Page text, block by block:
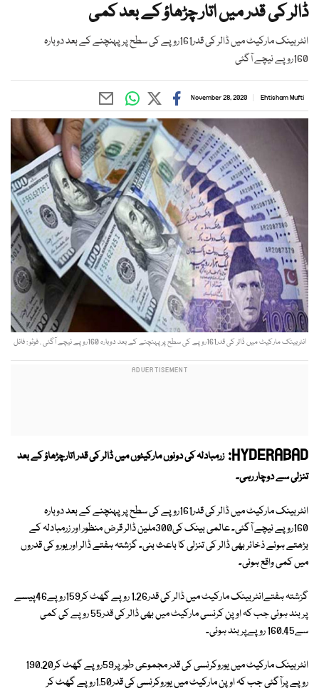
ڈالر کی قدر میں اتار چڑھاؤ کے بعد کمی
انٹربینک مارکیٹ میں ڈالر کی قدر161روپے کی سطح پر پہنچنے کے بعد دوبارہ
160روپے نیچے آگئی
Ehtisham Mufti
November 28, 2020
انٹربینک مارکیٹ میں ڈالر کی قدر161روپے کی سطح پر پہنچنے کے بعد دوبارہ 160روپے نیچے آگئی . فوٹو : فائل
HYDERABAD: زرمبادلہ کی دونوں مارکیٹوں میں ڈالر کی قدر اتارچڑھاؤ کے بعد
تنزلی سے دوچار رہی۔
انٹربینک مارکیٹ میں ڈالر کی قدر161روپے کی سطح پر پہنچنے کے بعد دوبارہ
160روپے نیچے آگئی۔ عالمی بینک کی300ملین ڈالر قرض منظور اور زرمبادلہ کے
بڑھتے ہوئے ذخائر بھی ڈالر کی تنزلی کا باعث بنی۔ گزشتہ ہفتے ڈالر اور یورو کی قدروں
میں کمی واقع ہوئی۔
گزشتہ ہفتےانٹربینک مارکیٹ میں ڈالر کی قدر1.26 روپے گھٹ کر159روپے46پیسے
پر بند ہوئی جب کہ اوپن کرنسی مارکیٹ میں بھی ڈالر کی قدر55 روپے کی کمی
سے160.45 روپےپر بند ہوئی۔
انٹربینک مارکیٹ میں یوروکرنسی کی قدر مجموعی طورپر59روپے گھٹ کر190.20
روپے پرآگئی جب کہ اوپن مارکیٹ میں یوروکرنسی کی قدر1.50روپے گھٹ کر